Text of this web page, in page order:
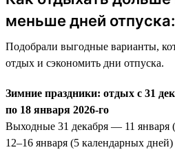
меньше дней
Подобрали выгодные варианты,
отдых и сэкономить дни отпуска.
Зимние праздники: отдых с 31
по 18 января 2026-го
Выходные 31 декабря — 11 января
12–16 января (5 календарных